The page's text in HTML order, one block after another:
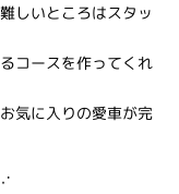
しいところはスタッ
コースを作ってくれ
気に入りの愛車が完